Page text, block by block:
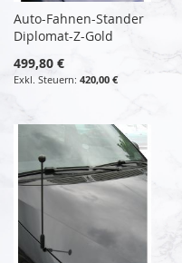
Auto-Fahnen-Stander
Diplomat-Z-Gold
499,80 €
420,00 €